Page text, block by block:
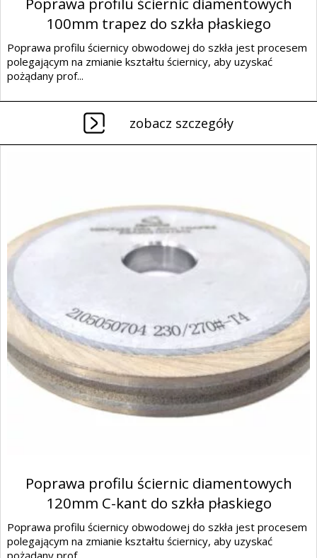
100mm trapez do szkła płaskiego
Poprawa profilu ściernicy obwodowej do szkła jest procesem
polegającym na zmianie kształtu ściernicy, aby uzyskać
pożądany prof...
zobacz szczegóły
Poprawa profilu ściernic diamentowych
120mm C-kant do szkła płaskiego
Poprawa profilu ściernicy obwodowej do szkła jest procesem
polegającym na zmianie kształtu ściernicy, aby uzyskać